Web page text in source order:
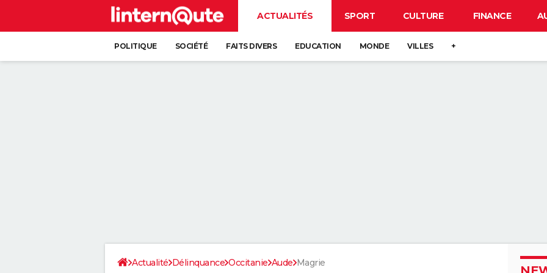
ACTUALITÉS SPORT CULTURE FINANCE
POLITIQUE SOCIÉTÉ FAITS DIVERS EDUCATION MONDE VILLES +
Actualité Délinquance Occitanie Aude Magrie